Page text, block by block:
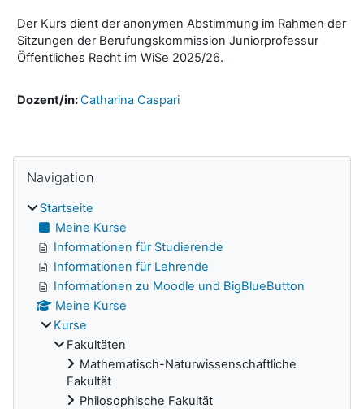
Der Kurs dient der anonymen Abstimmung im Rahmen der
Sitzungen der Berufungskommission Juniorprofessur
Öffentliches Recht im WiSe 2025/26.
Dozent/in:Catharina Caspari
Navigation
Startseite
Meine Kurse
Informationen für Studierende
Informationen für Lehrende
Informationen zu Moodle und BigBlueButton
Meine Kurse
Kurse
Fakultäten
Mathematisch-Naturwissenschaftliche
Fakultät
Philosophische Fakultät